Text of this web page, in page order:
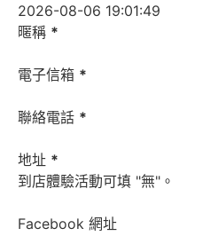
暱稱 *
電子信箱 *
聯絡電話 *
地址 *
到店體驗活動可填 "無"。
Facebook 網址